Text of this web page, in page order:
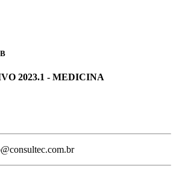
2023.1 - MEDICINA